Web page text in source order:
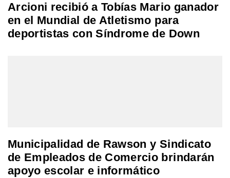
Arcioni recibió a Tobías Mario ganador
en el Mundial de Atletismo para
deportistas con Síndrome de Down
Municipalidad de Rawson y Sindicato
de Empleados de Comercio brindarán
apoyo escolar e informático